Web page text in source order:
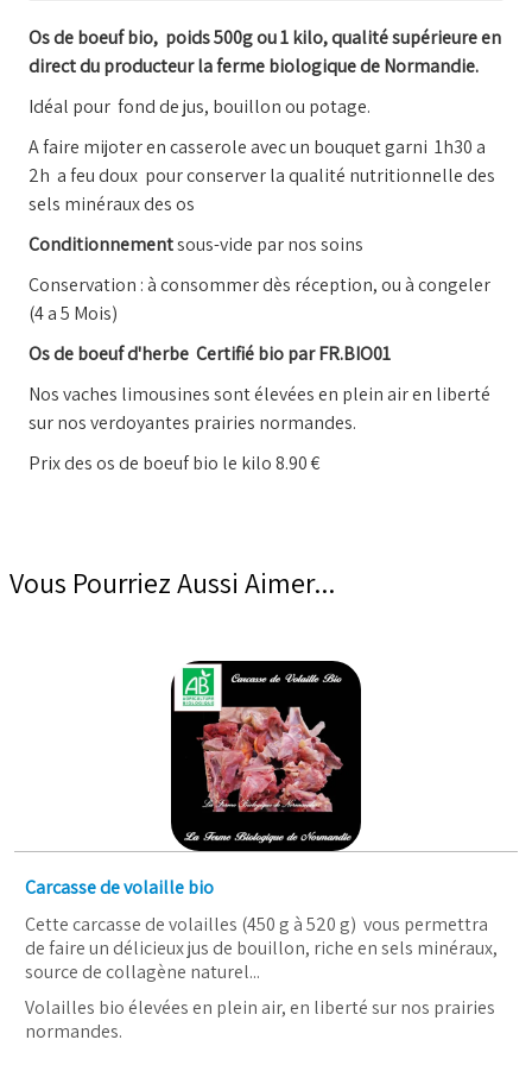
Os de boeuf bio, poids 500g ou 1 kilo, qualité supérieure en
direct du producteur la ferme biologique de Normandie.
Idéal pour fond de jus, bouillon ou potage.
A faire mijoter en casserole avec un bouquet garni 1h30 a
2h a feu doux pour conserver la qualité nutritionnelle des
sels minéraux des os
Conditionnementsous-vide par nos soins
Conservation : à consommer dès réception, ou à congeler
(4 a 5 Mois)
Os de boeuf d'herbe Certifié bio par FR.BIO01
Nos vaches limousines sont élevées en plein air en liberté
sur nos verdoyantes prairies normandes.
Prix des os de boeuf bio le kilo 8.90 €
Vous Pourriez Aussi Aimer...
Carcasse de volaille bio
Cette carcasse de volailles (450 g à 520 g) vous permettra
de faire un délicieux jus de bouillon, riche en sels minéraux,
source de collagène naturel...
Volailles bio élevées en plein air, en liberté sur nos prairies
normandes.